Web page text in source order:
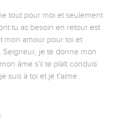
tout pour moi et seulement
tu as besoin en retour est
mon amour pour toi et
je te donne mon
âme s'il te plaît conduis
suis à toi et je t'aime .